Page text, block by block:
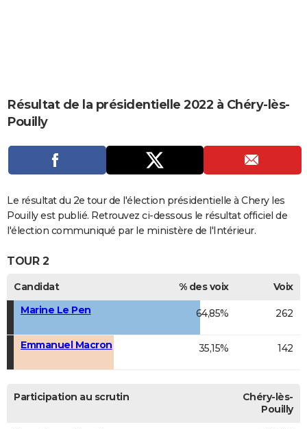
CARTE DE VOEUX
Carte de Noël
Carte Bonne année
Carte Saint-Valentin
Carte Pâques
Carte d'anniversaire
DICTIONNAIRE
Dictionnaire
Biographies
Expressions
Proverbes
PROGRAMME TV
S'inscrire
Se connecter
Lycées
Collèges
Primaires
Universités
Entreprises
Service militaire
Avis de recherche
AVIS DE DÉCÈS
Bricolage
Lifestyle
Culture
Sport
Auto
Television
Voyage
Cinema
Résultat de la présidentielle 2022 à Chéry-lès-
Pouilly
Le résultat du 2e tour de l'élection présidentielle à Chery les
Pouilly est publié. Retrouvez ci-dessous le résultat officiel de
l'élection communiqué par le ministère de l'Intérieur.
TOUR 2
Candidat % des voix
Voix
Marine Le Pen
64,85% 262
Emmanuel Macron 35,15% 142
Participation au scrutin
Chéry-lès-
Pouilly